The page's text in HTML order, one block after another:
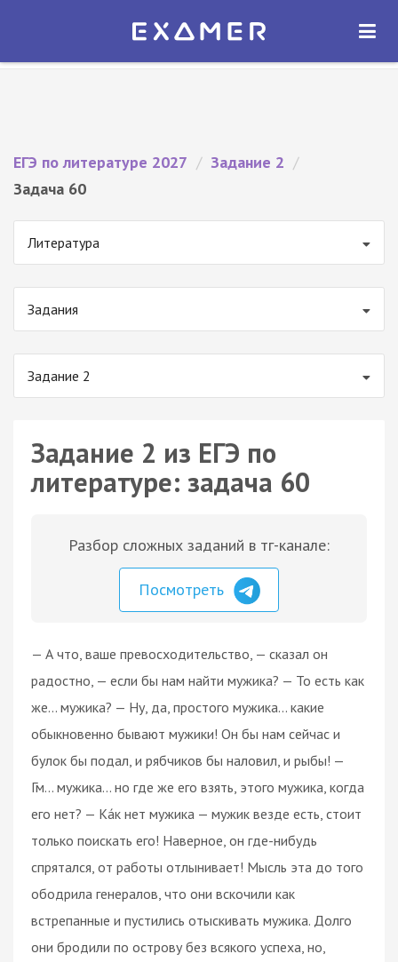
Экзамер — ЕГЭ 2027
ОТКРЫТЬ
ЕГЭ по литературе 2027 / Задание 2 /
Задача 60
Литература
Задания
Задание 2
Задание 2 из ЕГЭ по
литературе: задача 60
Разбор сложных заданий в тг-канале:
Посмотреть
— А что, ваше превосходительство, — сказал он
радостно, — если бы нам найти мужика? — То есть как
же... мужика? — Ну, да, простого мужика... какие
обыкновенно бывают мужики! Он бы нам сейчас и
булок бы подал, и рябчиков бы наловил, и рыбы! —
Гм... мужика... но где же его взять, этого мужика, когда
его нет? — Ка́к нет мужика — мужик везде есть, стоит
только поискать его! Наверное, он где-нибудь
спрятался, от работы отлынивает! Мысль эта до того
ободрила генералов, что они вскочили как
встрепанные и пустились отыскивать мужика. Долго
они бродили по острову без всякого успеха, но,